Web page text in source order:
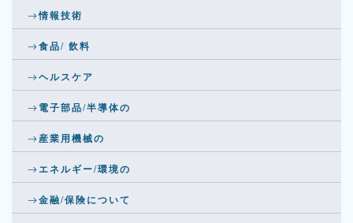
情報技術
食品/ 飲料
ヘルスケア
電子部品/半導体の
産業用機械の
エネルギー/環境の
金融/保険について